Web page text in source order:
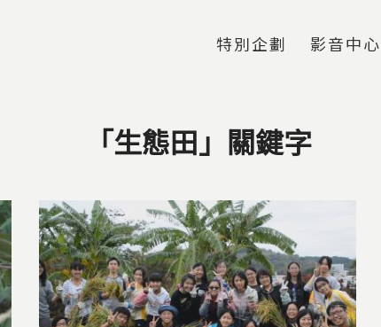
特別企劃 影音中心
「生態田」關鍵字